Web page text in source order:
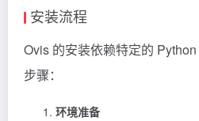
安装流程
Ovis 的安装依赖特定的
步骤：
环境准备